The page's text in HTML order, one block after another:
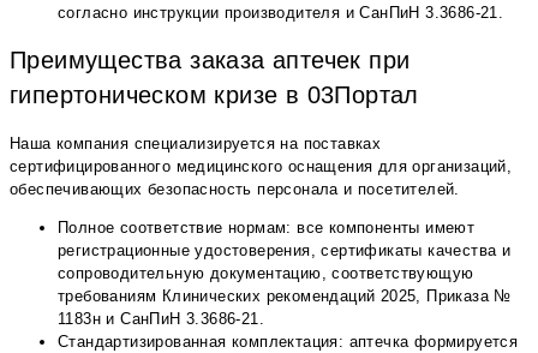
согласно инструкции производителя и СанПиН 3.3686-21.
Преимущества заказа аптечек при
гипертоническом кризе в 03Портал
Наша компания специализируется на поставках
сертифицированного медицинского оснащения для организаций,
обеспечивающих безопасность персонала и посетителей.
Полное соответствие нормам: все компоненты имеют
регистрационные удостоверения, сертификаты качества и
сопроводительную документацию, соответствующую
требованиям Клинических рекомендаций 2025, Приказа №
1183н и СанПиН 3.3686-21.
Стандартизированная комплектация: аптечка формируется